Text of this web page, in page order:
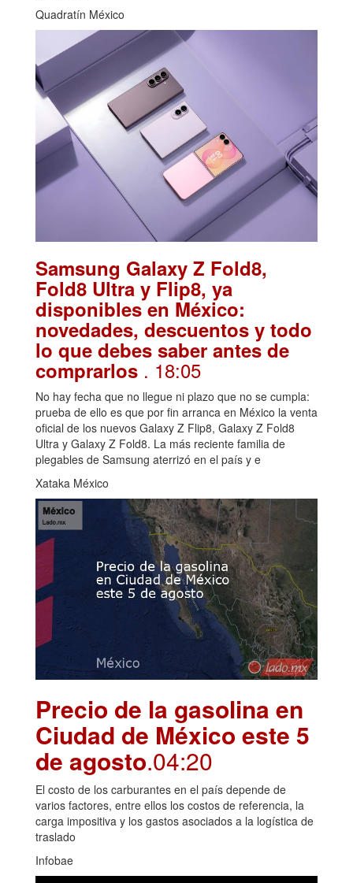
Quadratín México
Samsung Galaxy Z Fold8,
Fold8 Ultra y Flip8, ya
disponibles en México:
novedades, descuentos y todo
lo que debes saber antes de
comprarlos . 18:05
No hay fecha que no llegue ni plazo que no se cumpla:
prueba de ello es que por fin arranca en México la venta
oficial de los nuevos Galaxy Z Flip8, Galaxy Z Fold8
Ultra y Galaxy Z Fold8. La más reciente familia de
plegables de Samsung aterrizó en el país y e
Xataka México
Precio de la gasolina en
Ciudad de México este 5
de agosto.04:20
El costo de los carburantes en el país depende de
varios factores, entre ellos los costos de referencia, la
carga impositiva y los gastos asociados a la logística de
traslado
Infobae